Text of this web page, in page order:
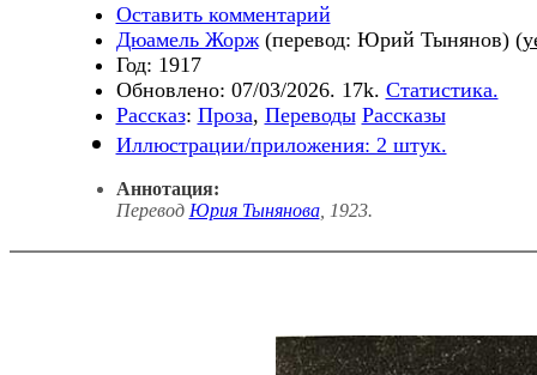
Оставить комментарий
Дюамель Жорж(перевод: Юрий Тынянов) (
Год: 1917
Обновлено: 07/03/2026. 17k. Статистика.
Рассказ: Проза, Переводы Рассказы
Иллюстрации/приложения: 2 штук.
Аннотация:
Перевод Юрия Тынянова, 1923.